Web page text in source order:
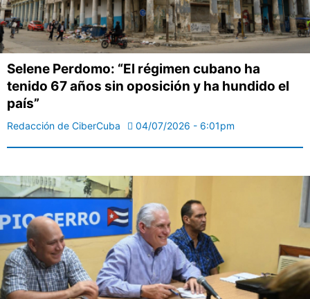
Selene Perdomo: “El régimen cubano ha
tenido 67 años sin oposición y ha hundido el
país”
Redacción de CiberCuba 04/07/2026 - 6:01pm